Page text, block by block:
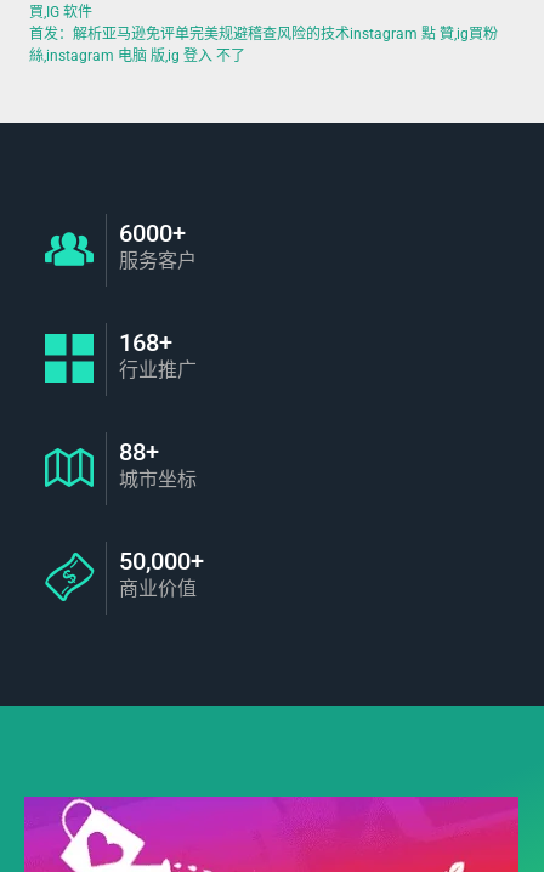
買,IG 软件
首发：解析亚马逊免评单完美规避稽查风险的技术instagram 點 贊,ig買粉
絲,instagram 电脑 版,ig 登入 不了
6000+
服务客户
168+
行业推广
88+
城市坐标
50,000+
商业价值